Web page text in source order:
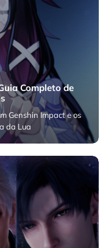
Completo de
Genshin Impact e os
da Lua